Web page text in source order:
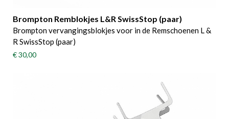
Brompton Remblokjes L&R SwissStop (paar)
Brompton vervangingsblokjes voor in de Remschoenen L &
R SwissStop (paar)
€ 30,00